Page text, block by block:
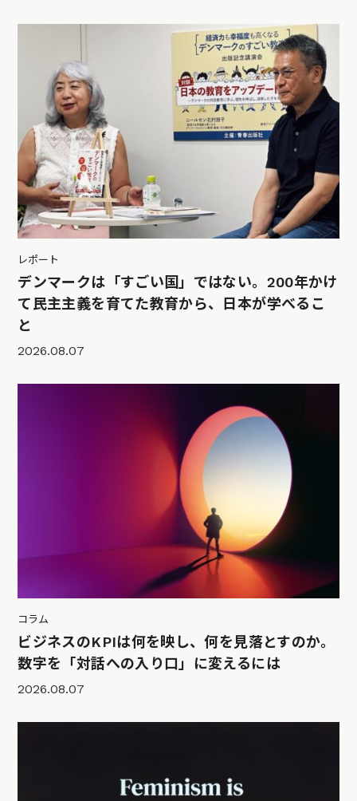
レポート
デンマークは「すごい国」ではない。200年かけ
て民主主義を育てた教育から、日本が学べるこ
と
2026.08.07
コラム
ビジネスのKPIは何を映し、何を見落とすのか。
数字を「対話への入り口」に変えるには
2026.08.07